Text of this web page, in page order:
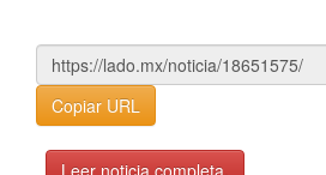
Copiar URL
Leer noticia completa.